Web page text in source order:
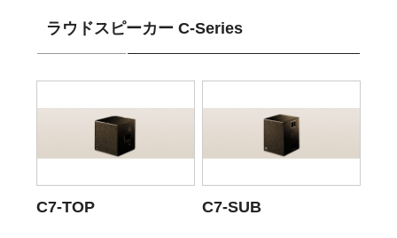
ラウドスピーカー C-Series
C7-TOP C7-SUB